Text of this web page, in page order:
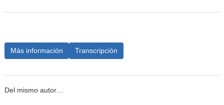
Más información Transcripción
Del mismo autor…